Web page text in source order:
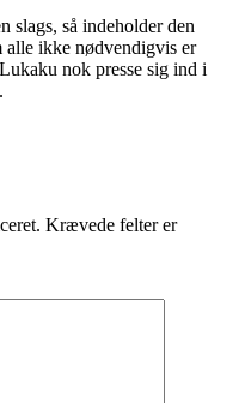
slags, så indeholder den
alle ikke nødvendigvis er
nok presse sig ind i
Krævede felter er